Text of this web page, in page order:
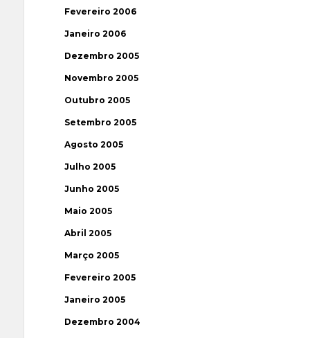
Fevereiro 2006
Janeiro 2006
Dezembro 2005
Novembro 2005
Outubro 2005
Setembro 2005
Agosto 2005
Julho 2005
Junho 2005
Maio 2005
Abril 2005
Março 2005
Fevereiro 2005
Janeiro 2005
Dezembro 2004